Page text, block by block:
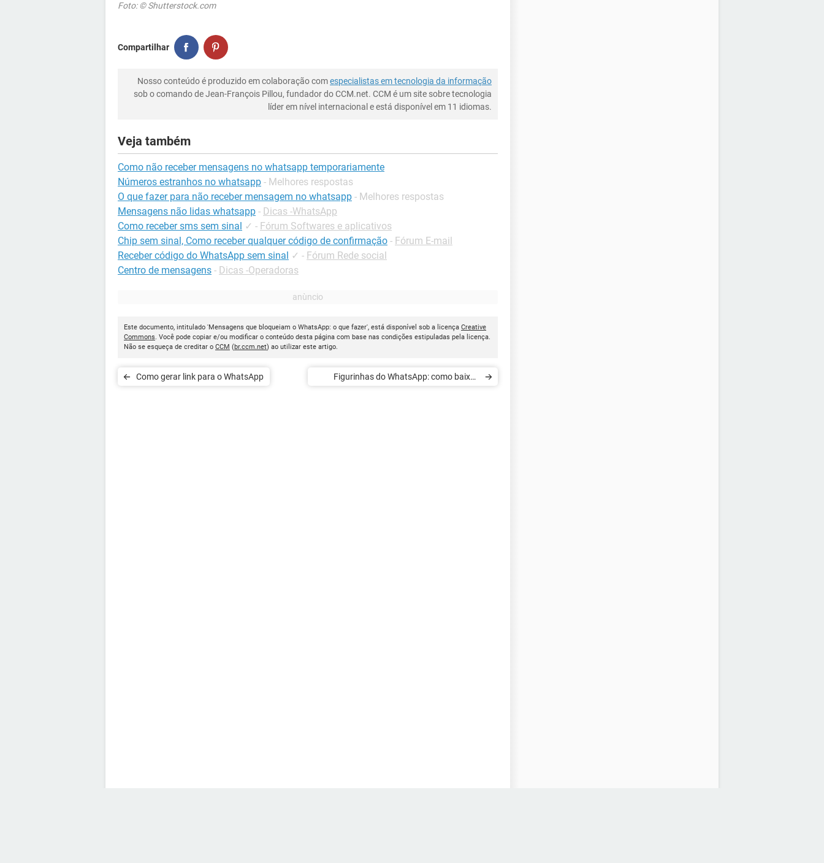
Foto: © Shutterstock.com
Compartilhar
Nosso conteúdo é produzido em colaboração comespecialistas em tecnologia da informação
sob o comando de Jean-François Pillou, fundador do CCM.net. CCM é um site sobre tecnologia
líder em nível internacional e está disponível em 11 idiomas.
Veja também
Como não receber mensagens no whatsapp temporariamente
Números estranhos no whatsapp - Melhores respostas
O que fazer para não receber mensagem no whatsapp - Melhores respostas
Mensagens não lidas whatsapp - Dicas -WhatsApp
Como receber sms sem sinal ✓ - Fórum Softwares e aplicativos
Chip sem sinal, Como receber qualquer código de confirmação - Fórum E-mail
Receber código do WhatsApp sem sinal ✓ - Fórum Rede social
Centro de mensagens - Dicas -Operadoras
Este documento, intitulado 'Mensagens que bloqueiam o WhatsApp: o que fazer', está disponível sob a licença Creative
Commons. Você pode copiar e/ou modificar o conteúdo desta página com base nas condições estipuladas pela licença.
Não se esqueça de creditar o CCM (br.ccm.net) ao utilizar este artigo.
Como gerar link para o WhatsApp
Figurinhas do WhatsApp: como baixar,